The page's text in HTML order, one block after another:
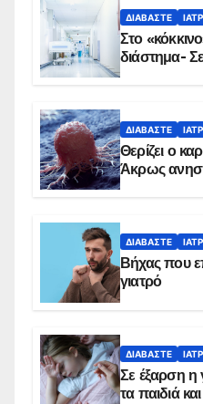
ΔΙΑΒΆΣΤΕ
Στο
διάστημα-
ΔΙΑΒΆΣΤΕ
Θερίζει ο
Άκρως
ΔΙΑΒΆΣΤΕ
Βήχας που
γιατρό
ΔΙΑΒΆΣΤΕ
Σε έξαρση η
τα παιδιά